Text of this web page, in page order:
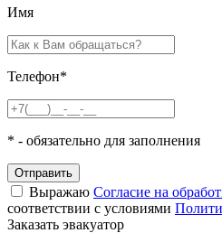
Имя
Телефон*
* - обязательно для заполнения
Отправить
Выражаю Согласие на
соответствии с условиями
Заказать эвакуатор